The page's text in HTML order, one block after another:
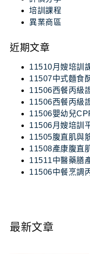
培訓課程
異業商區
近期文章
11510月嫂培訓
11507中式麵食
11506西餐丙級
11506西餐丙級
11506嬰幼兒
11506月嫂培訓
11505腹直肌與
11508產康腹直
11511中醫藥膳
11506中餐烹調
最新文章